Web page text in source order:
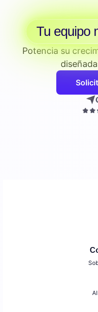
Tu equipo
Potencia su